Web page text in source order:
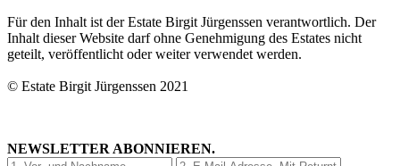
Für den Inhalt ist der Estate Birgit Jürgenssen verantwortlich. Der
Inhalt dieser Website darf ohne Genehmigung des Estates nicht
geteilt, veröffentlicht oder weiter verwendet werden.
© Estate Birgit Jürgenssen 2021
NEWSLETTER ABONNIEREN.